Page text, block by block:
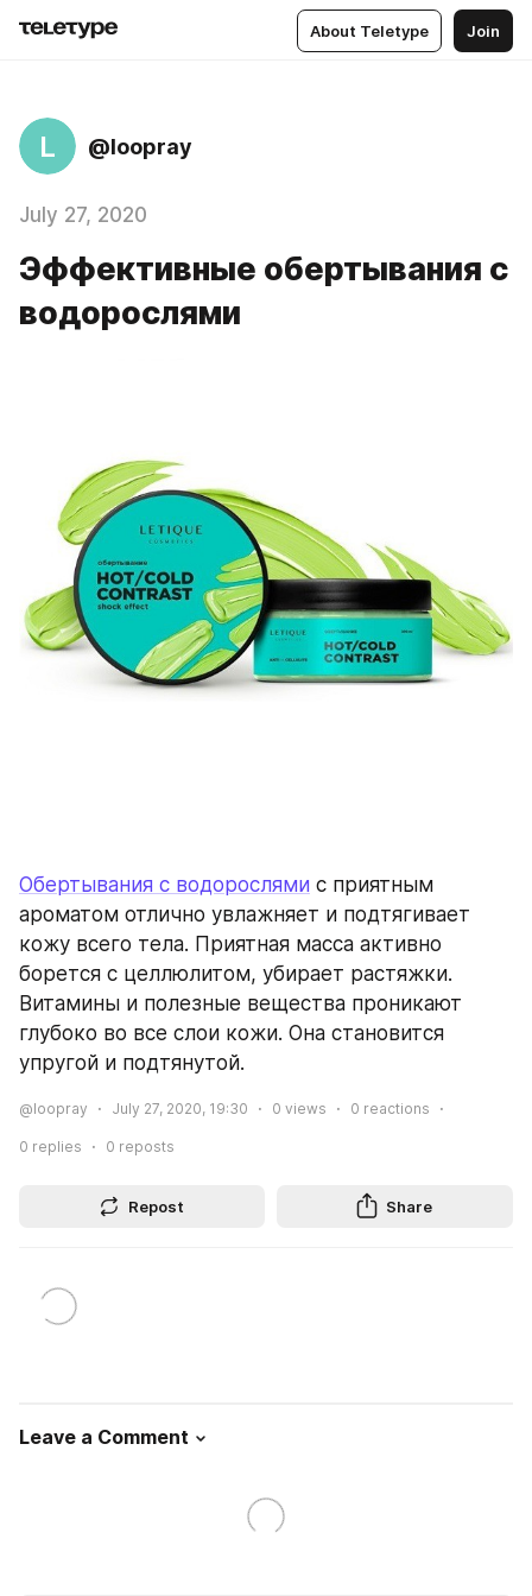
About Teletype Join
L @loopray
July 27, 2020
Эффективные обертывания с
водорослями
Обертывания с водорослями с приятным
ароматом отлично увлажняет и подтягивает
кожу всего тела. Приятная масса активно
борется с целлюлитом, убирает растяжки.
Витамины и полезные вещества проникают
глубоко во все слои кожи. Она становится
упругой и подтянутой.
@loopray July 27, 2020, 19:30 0 views 0 reactions
0 replies 0 reposts
Repost Share
Leave a Comment